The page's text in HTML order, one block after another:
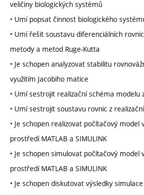
veličiny biologických systémů
• Umí popsat činnost biologického
• Umí řešit soustavu diferenciálních
metody a metod Ruge-Kutta
• Je schopen analyzovat stabilitu
využitím Jacobiho matice
• Umí sestrojit realizační schéma modelu
• Umí sestrojit soustavu rovnic z
• Je schopen realizovat počítačový
prostředí MATLAB a SIMULINK
• Je schopen simulovat počítačový
prostředí MATLAB a SIMULINK
• Je schopen diskutovat výsledky